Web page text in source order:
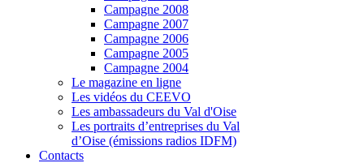
Campagne 2008
Campagne 2007
Campagne 2006
Campagne 2005
Campagne 2004
Le magazine en ligne
Les vidéos du CEEVO
Les ambassadeurs du Val d'Oise
Les portraits d’entreprises du Val
d’Oise (émissions radios IDFM)
Contacts